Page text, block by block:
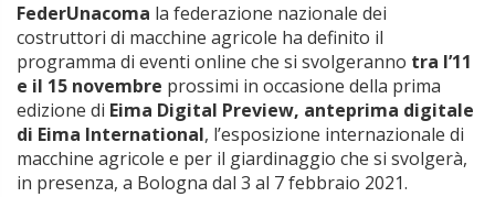
FederUnacoma la federazione nazionale dei
costruttori di macchine agricole ha definito il
programma di eventi online che si svolgeranno tra l’11
e il 15 novembre prossimi in occasione della prima
edizione di Eima Digital Preview, anteprima digitale
di Eima International, l’esposizione internazionale di
macchine agricole e per il giardinaggio che si svolgerà,
in presenza, a Bologna dal 3 al 7 febbraio 2021.